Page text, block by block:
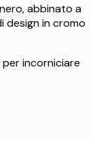
abbinato a
design in cromo
incorniciare